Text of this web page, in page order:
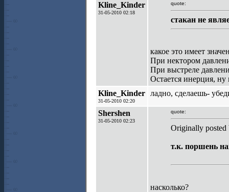
Kline_Kinder
31-05-2010 02:18
quote:
стакан не
какое это имеет
При нектором
При выстреле
Остается инерция,
Kline_Kinder
31-05-2010 02:20
ладно, сделаешь-
Shershen
31-05-2010 02:23
quote:
Originally
т.к. поршень
насколько?